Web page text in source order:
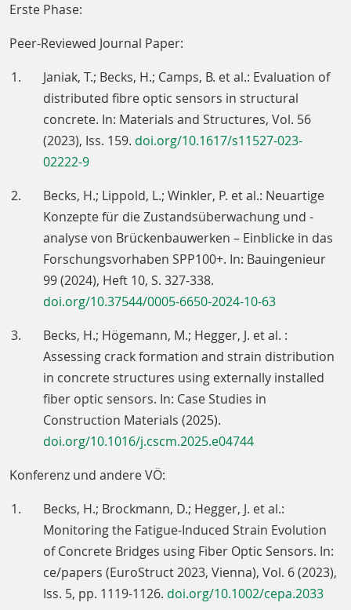
Erste Phase:
Peer-Reviewed Journal Paper:
Janiak, T.; Becks, H.; Camps, B. et al.: Evaluation of
distributed fibre optic sensors in structural
concrete. In: Materials and Structures, Vol. 56
(2023), Iss. 159. doi.org/10.1617/s11527-023-
02222-9
Becks, H.; Lippold, L.; Winkler, P. et al.: Neuartige
Konzepte für die Zustandsüberwachung und -
analyse von Brückenbauwerken – Einblicke in das
Forschungsvorhaben SPP100+. In: Bauingenieur
99 (2024), Heft 10, S. 327-338.
doi.org/10.37544/0005-6650-2024-10-63
Becks, H.; Högemann, M.; Hegger, J. et al. :
Assessing crack formation and strain distribution
in concrete structures using externally installed
fiber optic sensors. In: Case Studies in
Construction Materials (2025).
doi.org/10.1016/j.cscm.2025.e04744
Konferenz und andere VÖ:
Becks, H.; Brockmann, D.; Hegger, J. et al.:
Monitoring the Fatigue‐Induced Strain Evolution
of Concrete Bridges using Fiber Optic Sensors. In:
ce/papers (EuroStruct 2023, Vienna), Vol. 6 (2023),
Iss. 5, pp. 1119-1126. doi.org/10.1002/cepa.2033